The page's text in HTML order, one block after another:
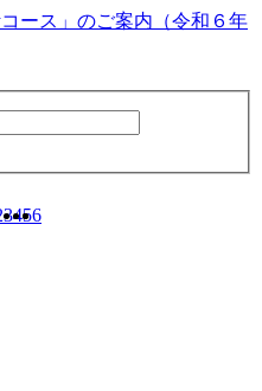
ース」のご案内（令和６年
3456